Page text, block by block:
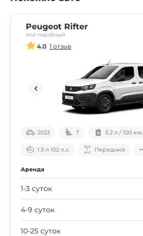
Peugeot Rifter
или подобный
4.0 1 отзыв
2023 7 5.2 л / 100 км.
1.5 л 102 л.с. Передний
Аренда
1-3 суток
4-9 суток
10-25 суток